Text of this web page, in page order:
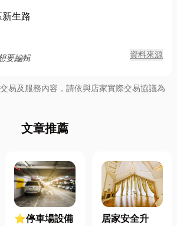
生路
要編輯 資料來源
易及服務內容，請依與店家實際交易協議為
文章推薦
⭐停車場設備
居家安全升